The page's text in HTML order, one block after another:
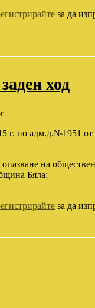
за да
ход
г. по адм.д.№1951
на
Бяла;
за да